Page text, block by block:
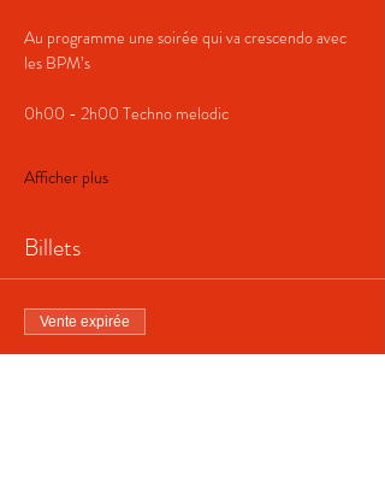
Au programme une soirée qui va crescendo avec
les BPM’s
0h00 - 2h00 Techno melodic
Afficher plus
Billets
Vente expirée
Type de billet